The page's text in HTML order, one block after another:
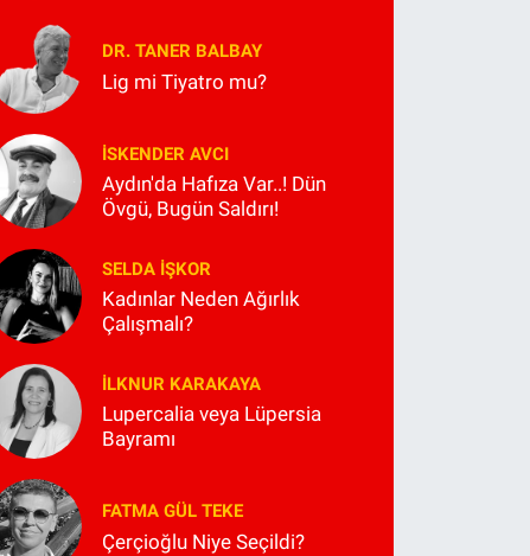
DR. TANER BALBAY
Lig mi Tiyatro mu?
İSKENDER AVCI
Aydın'da Hafıza Var..! Dün
Övgü, Bugün Saldırı!
SELDA İŞKOR
Kadınlar Neden Ağırlık
Çalışmalı?
İLKNUR KARAKAYA
Lupercalia veya Lüpersia
Bayramı
FATMA GÜL TEKE
Çerçioğlu Niye Seçildi?